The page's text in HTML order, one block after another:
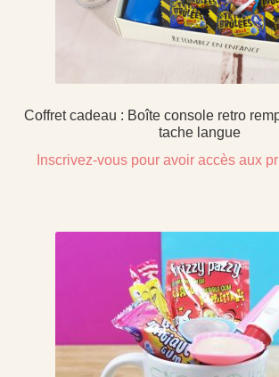
Coffret cadeau : Boîte console retro
tache langue
Inscrivez-vous pour avoir accès aux